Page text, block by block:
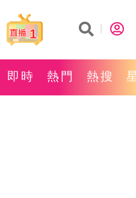
1
即時 熱門 熱搜